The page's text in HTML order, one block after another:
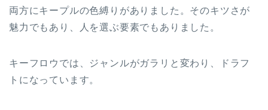
両方にキープルの色縛りがありました。そのキツさが
魅力でもあり、人を選ぶ要素でもありました。
キーフロウでは、ジャンルがガラリと変わり、ドラフ
トになっています。